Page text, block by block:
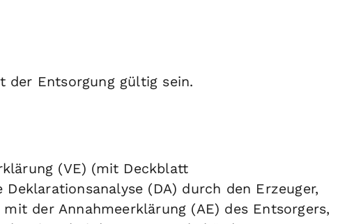
der Entsorgung gültig sein.
(VE) (mit Deckblatt
(DA) durch den Erzeuger,
der Annahmeerklärung (AE) des Entsorgers,